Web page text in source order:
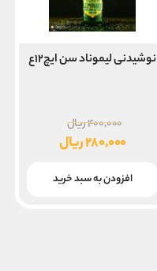
نوشیدنی لیموناد سن ایچ۱۲ع
۴۰۰,۰۰۰ریال
اصلی
بود.
۲۸۰,۰۰۰ریال
فعلی
افزودن به سبد خرید